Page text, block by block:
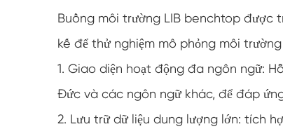
Buồng môi trường LIB benchtop được
kế để thử nghiệm mô phỏng môi
1. Giao diện hoạt động đa ngôn ngữ:
Đức và các ngôn ngữ khác, để đáp
2. Lưu trữ dữ liệu dung lượng lớn: tích